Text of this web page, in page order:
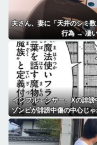
夫さん、妻に「天井のシミ
行為 → 凄
インフルエンサー、Xの誹
ゾンビが誹謗中傷の中心じ